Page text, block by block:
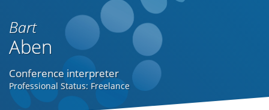
Bart
Aben
Conference interpreter
Professional Status: Freelance